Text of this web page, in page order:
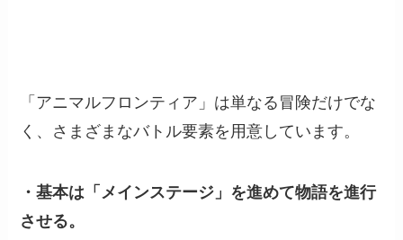
「アニマルフロンティア」は単なる冒険だけでな
く、さまざまなバトル要素を用意しています。
・基本は「メインステージ」を進めて物語を進行
させる。